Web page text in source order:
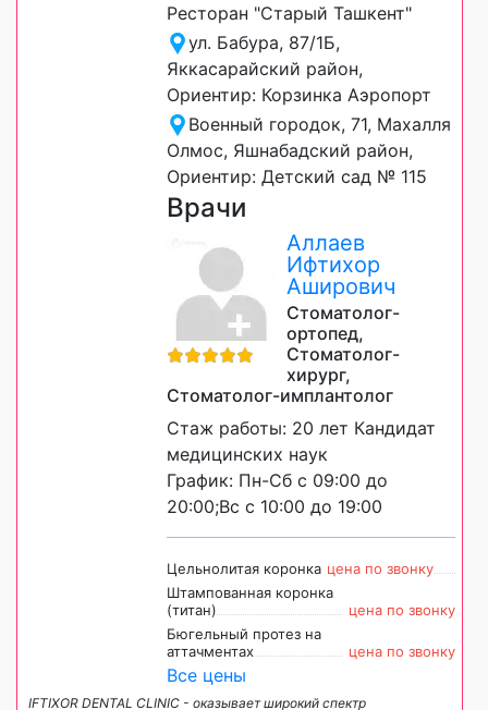
Ресторан "Старый Ташкент"
ул. Бабура, 87/1Б,
Яккасарайский район,
Ориентир: Корзинка Аэропорт
Военный городок, 71, Махалля
Олмос, Яшнабадский район,
Ориентир: Детский сад № 115
Врачи
Аллаев
Ифтихор
Аширович
Стоматолог-
ортопед,
Стоматолог-
хирург,
Стоматолог-имплантолог
Стаж работы: 20 лет Кандидат
медицинских наук
График: Пн-Сб с 09:00 до
20:00;Вс с 10:00 до 19:00
Цельнолитая коронка цена по звонку
Штампованная коронка
(титан)
цена по звонку
Бюгельный протез на
аттачментах
цена по звонку
Все цены
IFTIXOR DENTAL CLINIC - оказывает широкий спектр